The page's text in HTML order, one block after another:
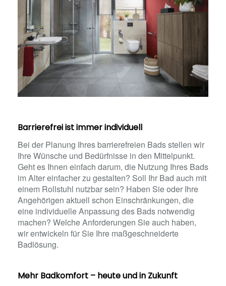
Barrierefrei ist immer individuell
Bei der Planung Ihres barrierefreien Bads stellen wir
Ihre Wünsche und Bedürfnisse in den Mittelpunkt.
Geht es Ihnen einfach darum, die Nutzung Ihres Bads
im Alter einfacher zu gestalten? Soll Ihr Bad auch mit
einem Rollstuhl nutzbar sein? Haben Sie oder Ihre
Angehörigen aktuell schon Einschränkungen, die
eine individuelle Anpassung des Bads notwendig
machen? Welche Anforderungen Sie auch haben,
wir entwickeln für Sie Ihre maßgeschneiderte
Badlösung.
Mehr Badkomfort – heute und in Zukunft